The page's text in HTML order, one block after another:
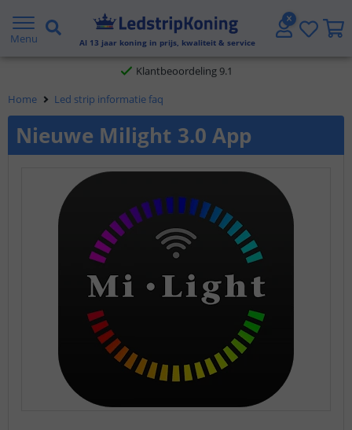
Menu Al 13 jaar koning in prijs, kwaliteit & service
Gratis verzending vanaf € 20,- NL en BE
Klantbeoordeling 9.1
Voor 23:45 uur besteld,
Home Led strip informatie faq
Nieuwe Milight 3.0 App